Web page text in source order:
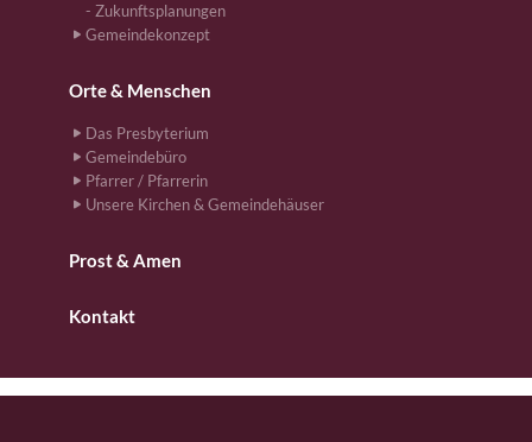
- Zukunftsplanungen
Gemeindekonzept
Orte & Menschen
Das Presbyterium
Gemeindebüro
Pfarrer / Pfarrerin
Unsere Kirchen & Gemeindehäuser
Prost & Amen
Kontakt